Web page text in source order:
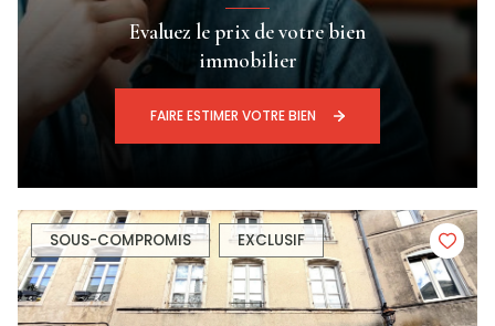
Evaluez le prix de votre bien
immobilier
FAIRE ESTIMER VOTRE BIEN
SOUS-COMPROMIS EXCLUSIF